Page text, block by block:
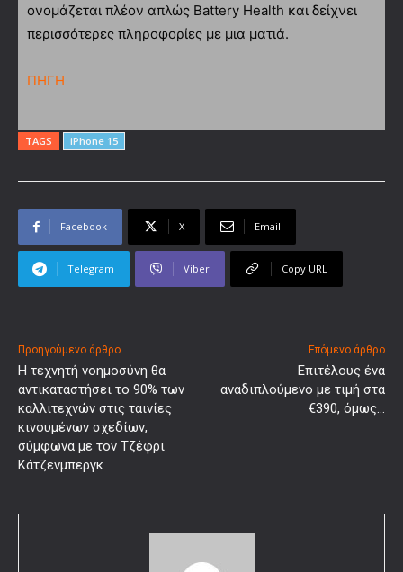
ονομάζεται πλέον απλώς Battery Health και δείχνει
περισσότερες πληροφορίες με μια ματιά.
ΠΗΓΗ
TAGS iPhone 15
Facebook X Email
Telegram Viber Copy URL
Προηγούμενο άρθρο
H τεχνητή νοημοσύνη θα
αντικαταστήσει το 90% των
καλλιτεχνών στις ταινίες
κινουμένων σχεδίων,
σύμφωνα με τον Τζέφρι
Κάτζενμπεργκ
Επόμενο άρθρο
Επιτέλους ένα
αναδιπλούμενο με τιμή στα
€390, όμως…